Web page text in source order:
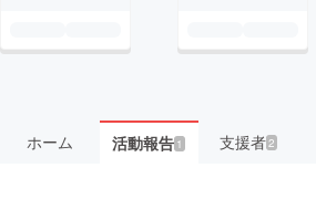
ホーム 活動報告1 支援者 2